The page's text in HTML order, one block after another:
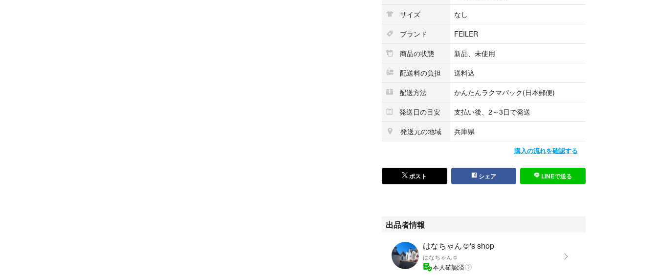
サイズ
なし
ブランド
FEILER
商品の状態
新品、未使用
配送料の負担
送料込
配送方法
かんたんラクマパック(日本郵便)
発送日の目安
支払い後、2～3日で発送
発送元の地域
兵庫県
購入の流れを確認する
ポスト シェア LINEで送る
出品者情報
はなちゃん☺︎'s shop
はなちゃん☺︎
本人確認済